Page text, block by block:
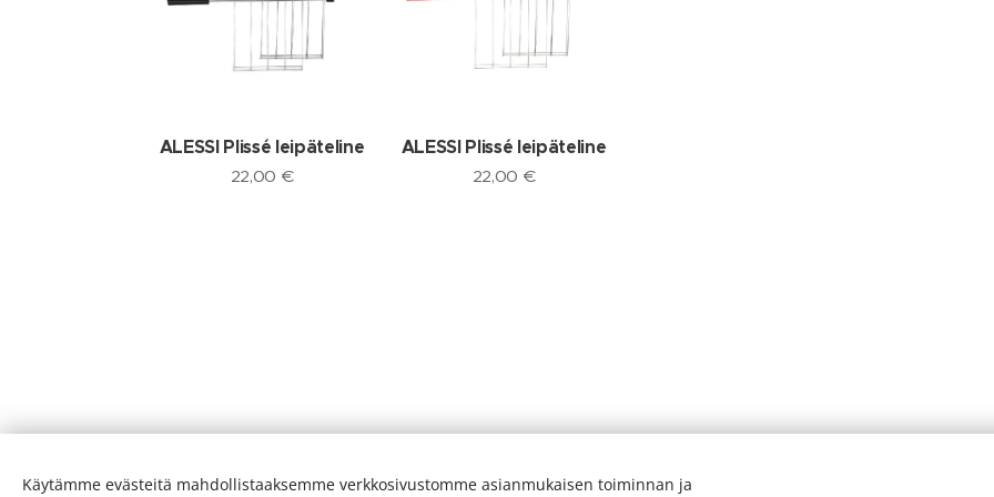
ALESSI Plissé leipäteline
22,00 €
ALESSI Plissé leipäteline
22,00 €
Evästeet
Käytämme evästeitä mahdollistaaksemme verkkosivustomme asianmukaisen toiminnan ja